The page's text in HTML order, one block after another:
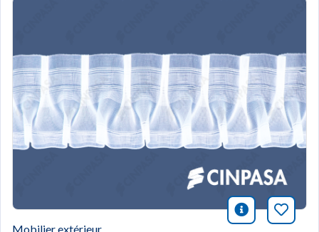
icono
Mobilier extérieur